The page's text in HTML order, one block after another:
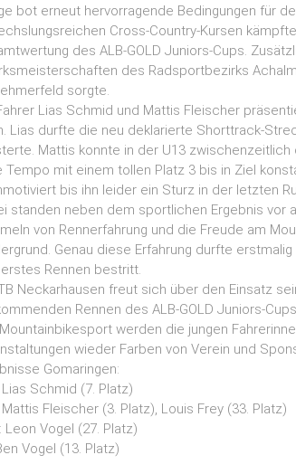
bot erneut hervorragende Bedingungen für
Cross-Country-Kursen
des ALB-GOLD Juniors-Cups.
des Radsportbezirks
sorgte.
Lias Schmid und Mattis Fleischer
Lias durfte die neu deklarierte Shorttrack-
Mattis konnte in der U13
Tempo mit einem tollen Platz 3 bis in Ziel
bis ihn leider ein Sturz in der letzten
standen neben dem sportlichen Ergebnis vor
von Rennerfahrung und die Freude am
Genau diese Erfahrung durfte
Rennen bestritt.
Neckarhausen freut sich über den Einsatz
Rennen des ALB-GOLD Juniors-
werden die jungen
wieder Farben von Verein und
Gomaringen:
Lias Schmid (7. Platz)
Mattis Fleischer (3. Platz), Louis Frey (33. Platz)
Leon Vogel (27. Platz)
Vogel (13. Platz)